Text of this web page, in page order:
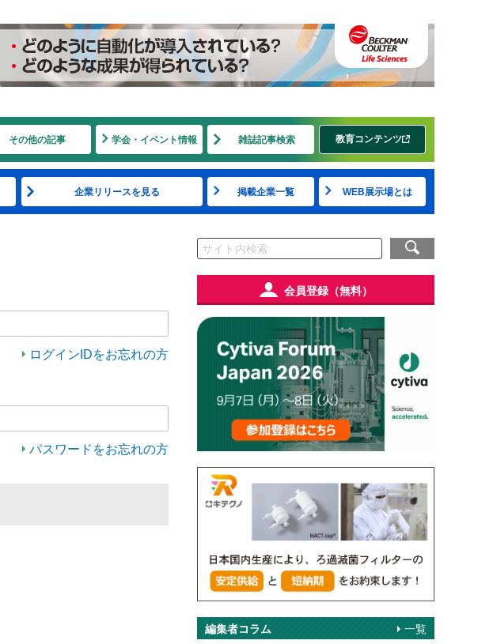
その他の記事 学会・イベント情報 雑誌記事検索 教育コンテンツ
企業リリースを見る 掲載企業一覧 WEB展示場とは
ログインIDをお忘れの方
パスワードをお忘れの方
会員登録（無料）
編集者コラム 一覧